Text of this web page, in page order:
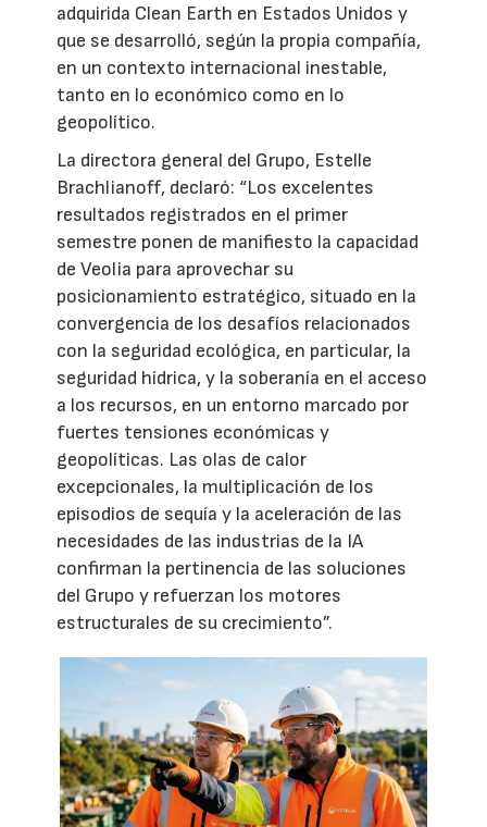
adquirida Clean Earth en Estados Unidos y
que se desarrolló, según la propia compañía,
en un contexto internacional inestable,
tanto en lo económico como en lo
geopolítico.
La directora general del Grupo, Estelle
Brachlianoff, declaró: “Los excelentes
resultados registrados en el primer
semestre ponen de manifiesto la capacidad
de Veolia para aprovechar su
posicionamiento estratégico, situado en la
convergencia de los desafíos relacionados
con la seguridad ecológica, en particular, la
seguridad hídrica, y la soberanía en el acceso
a los recursos, en un entorno marcado por
fuertes tensiones económicas y
geopolíticas. Las olas de calor
excepcionales, la multiplicación de los
episodios de sequía y la aceleración de las
necesidades de las industrias de la IA
confirman la pertinencia de las soluciones
del Grupo y refuerzan los motores
estructurales de su crecimiento”.